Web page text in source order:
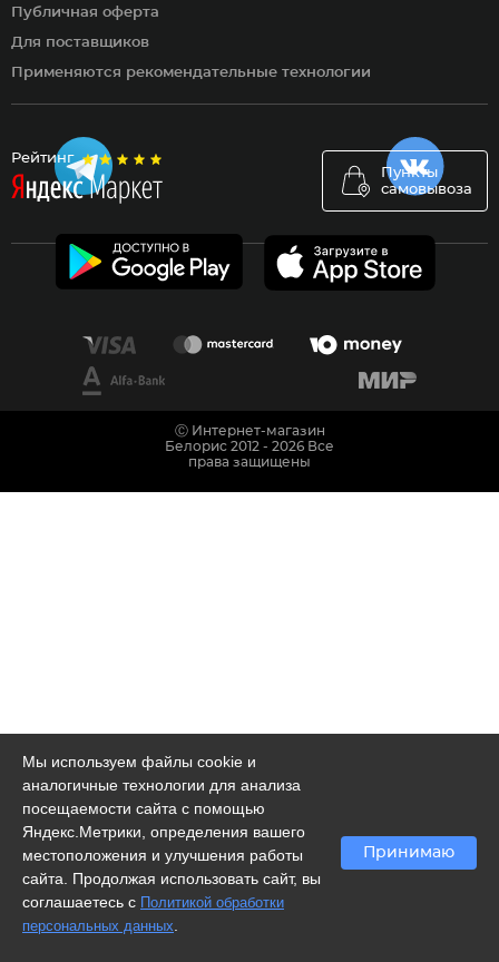
Рейтинг
Пункты
самовывоза
Публичная оферта
Для поставщиков
Применяются рекомендательные технологии
Мы используем файлы cookie и
аналогичные технологии для анализа
посещаемости сайта с помощью
Яндекс.Метрики, определения вашего
местоположения и улучшения работы
сайта. Продолжая использовать сайт, вы
соглашаетесь с Политикой обработки
персональных данных
Принимаю
Ⓒ Интернет-магазин
Белорис 2012 - 2026 Все
права защищены